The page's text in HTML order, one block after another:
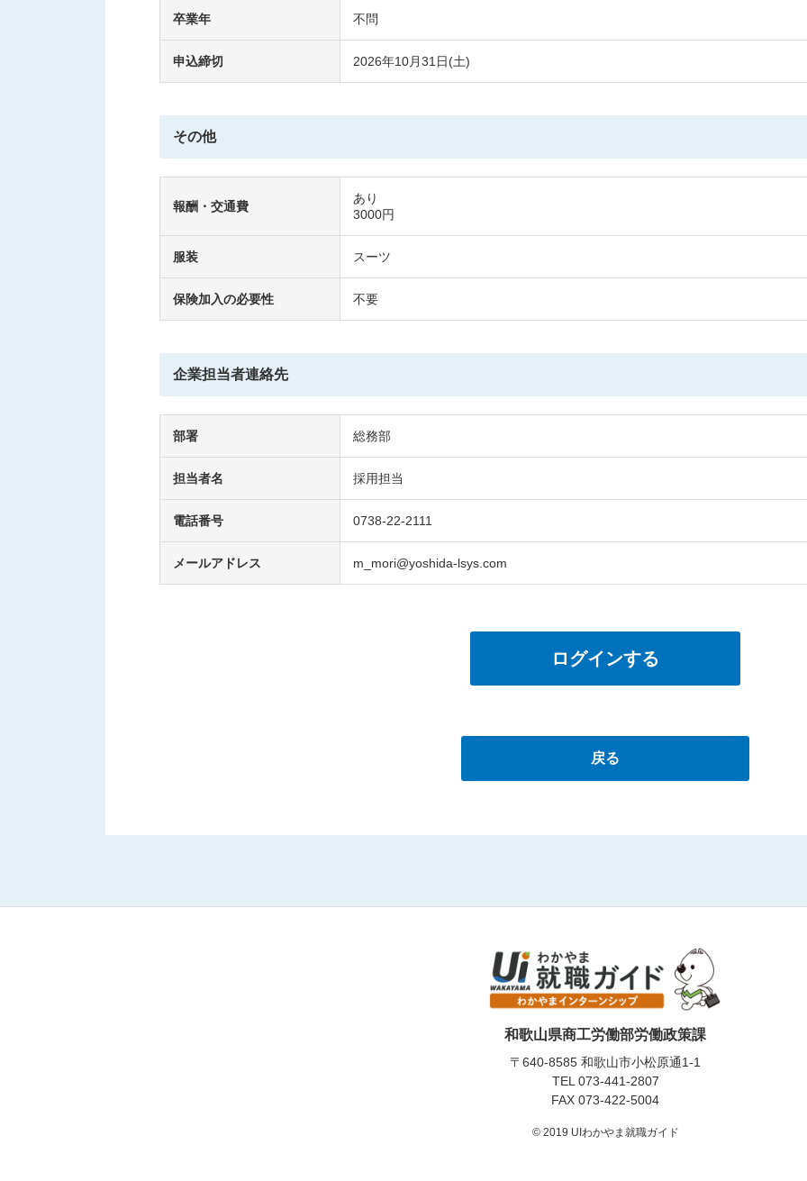
卒業年 不問
申込締切 2026年10月31日(土)
その他
報酬・交通費
あり
3000円
服装 スーツ
保険加入の必要性 不要
企業担当者連絡先
部署 総務部
担当者名 採用担当
電話番号 0738-22-2111
メールアドレス m_mori@yoshida-lsys.com
ログインする
戻る
和歌山県商工労働部労働政策課
〒640-8585 和歌山市小松原通1-1
TEL073-441-2807
FAX 073-422-5004
© 2019 UIわかやま就職ガイド